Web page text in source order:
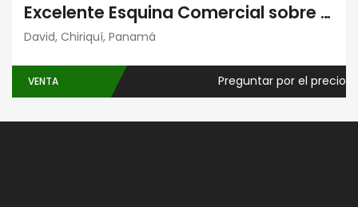
Excelente Esquina Comercial sobre la Panamericana en David
David, Chiriquí, Panamá
VENTA Preguntar por el precio